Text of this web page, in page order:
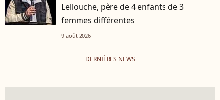
Lellouche, père de 4 enfants de 3
femmes différentes
9 août 2026
DERNIÈRES NEWS